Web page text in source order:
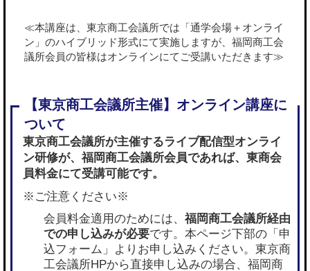
≪本講座は、東京商工会議所では「通学会場＋オンライ
ン」のハイブリッド形式にて実施しますが、福岡商工会
議所会員の皆様はオンラインにてご受講いただきます≫
東京商工会議所が主催するライブ配信型オンライ
ン研修が、 福岡商工会議所会員であれば、東商会
員料金にて受講可能です。
※ご注意ください※
会員料金適用のためには、 福岡商工会議所経由
での申し込みが必要です。本ページ下部の「申
込フォーム」よりお申し込みください。東京商
工会議所HPから直接申し込みの場合、福岡商